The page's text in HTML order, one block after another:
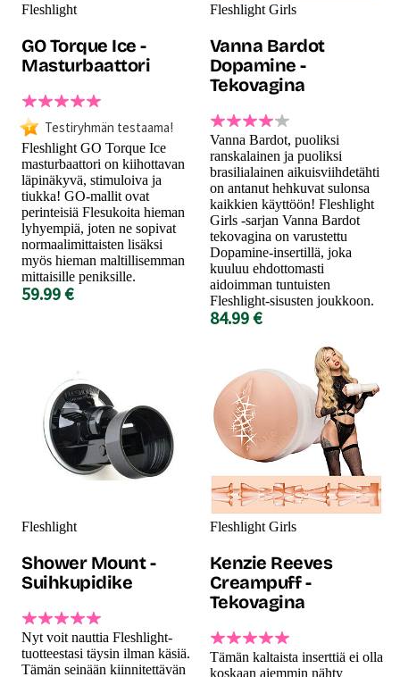
Fleshlight
GO Torque Ice -
Masturbaattori
Testiryhmän testaama!
Fleshlight GO Torque Ice
masturbaattori on kiihottavan
läpinäkyvä, stimuloiva ja
tiukka! GO-mallit ovat
perinteisiä Flesukoita hieman
lyhyempiä, joten ne sopivat
normaalimittaisten lisäksi
myös hieman maltillisemman
mittaisille peniksille.
59.99 €
Fleshlight Girls
Vanna Bardot
Dopamine -
Tekovagina
Vanna Bardot, puoliksi
ranskalainen ja puoliksi
brasilialainen aikuisviihdetähti
on antanut hehkuvat sulonsa
kaikkien käyttöön! Fleshlight
Girls -sarjan Vanna Bardot
tekovagina on varustettu
Dopamine-insertillä, joka
kuuluu ehdottomasti
aidoimman tuntuisten
Fleshlight-sisusten joukkoon.
84.99 €
Fleshlight
Shower Mount -
Suihkupidike
Nyt voit nauttia Fleshlight-
tuotteestasi täysin ilman käsiä.
Tämän seinään kiinnitettävän
Fleshlight Girls
Kenzie Reeves
Creampuff -
Tekovagina
Tämän kaltaista inserttiä ei olla
koskaan aiemmin nähty